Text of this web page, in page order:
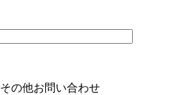
その他お問い合わせ